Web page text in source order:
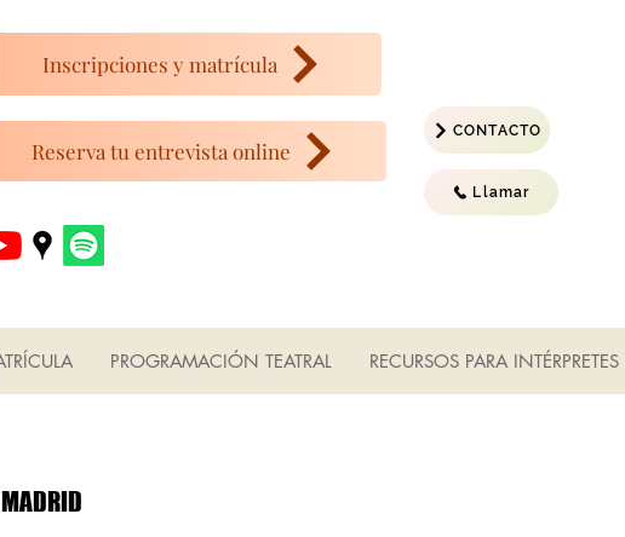
Reserva tu entrevista online
Llamar
CONTACTO
Inscripciones y matrícula
PROGRAMACIÓN TEATRAL RECURSOS PARA INTÉRPRETES